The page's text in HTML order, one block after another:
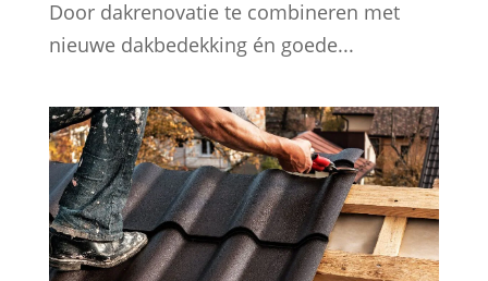
Door dakrenovatie te combineren met
nieuwe dakbedekking én goede...